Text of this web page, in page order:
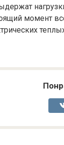
момент